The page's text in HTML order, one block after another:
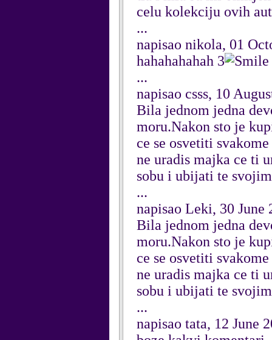
celu kolekciju ovih
...
napisao nikola, 01
hahahahahah 3
...
napisao csss, 10
Bila jednom jedna
moru.Nakon sto je
ce se osvetiti
ne uradis majka ce ti
sobu i ubijati te
...
napisao Leki, 30 June
Bila jednom jedna
moru.Nakon sto je
ce se osvetiti
ne uradis majka ce ti
sobu i ubijati te
...
napisao tata, 12 June